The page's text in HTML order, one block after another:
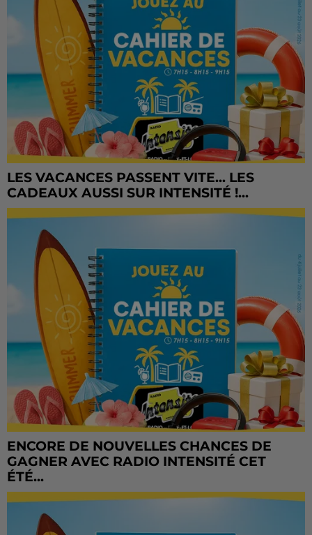
LES VACANCES PASSENT VITE... LES
CADEAUX AUSSI SUR INTENSITÉ !...
ENCORE DE NOUVELLES CHANCES DE
GAGNER AVEC RADIO INTENSITÉ CET
ÉTÉ...